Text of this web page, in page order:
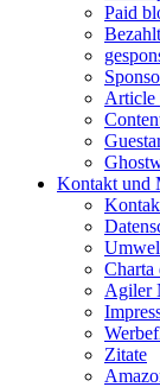
Paid
Article
Kontakt und
Charta
Agiler
Zitate